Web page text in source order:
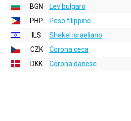
BGN
Lev bulgaro
PHP
Peso filippino
ILS
Shekel israeliano
CZK
Corona ceca
DKK
Corona danese